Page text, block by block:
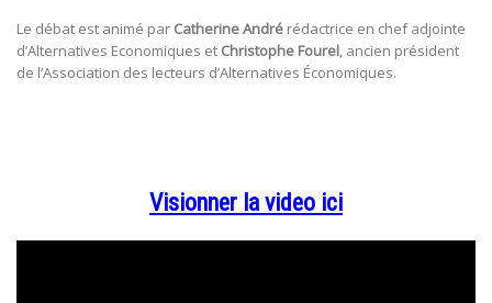
Le débat est animé par Catherine André rédactrice en chef adjointe
d’Alternatives Economiques et Christophe Fourel, ancien président
de l’Association des lecteurs d’Alternatives Économiques.
Visionner la video ici